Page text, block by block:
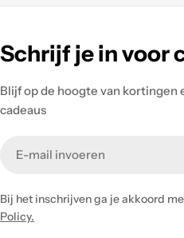
Schrijf je in voor
Blijf op de hoogte van kortingen
cadeaus
Bij het inschrijven ga je akkoord
Policy.